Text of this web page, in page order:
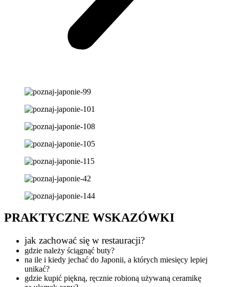
PRAKTYCZNE WSKAZÓWKI
jak zachować się w restauracji?
gdzie należy ściągnąć buty?
na ile i kiedy jechać do Japonii, a których miesięcy lepiej
unikać?
gdzie kupić piękną, ręcznie robioną używaną ceramikę